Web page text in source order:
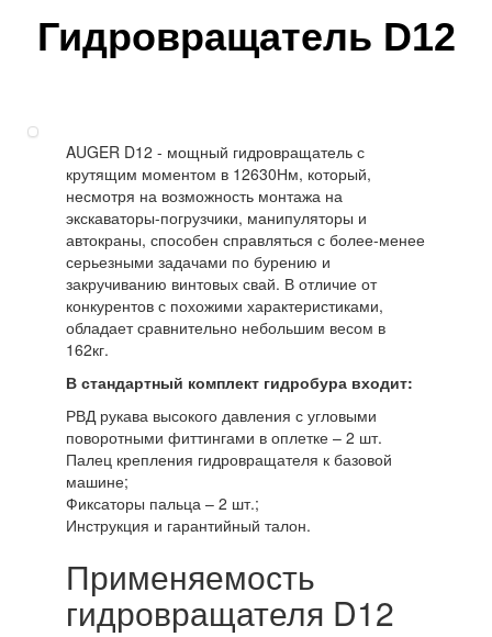
Гидровращатель D12
AUGER D12 - мощный гидровращатель с
крутящим моментом в 12630Нм, который,
несмотря на возможность монтажа на
экскаваторы-погрузчики, манипуляторы и
автокраны, способен справляться с более-менее
серьезными задачами по бурению и
закручиванию винтовых свай. В отличие от
конкурентов с похожими характеристиками,
обладает сравнительно небольшим весом в
162кг.
В стандартный комплект гидробура входит:
РВД рукава высокого давления с угловыми
поворотными фиттингами в оплетке – 2 шт.
Палец крепления гидровращателя к базовой
машине;
Фиксаторы пальца – 2 шт.;
Инструкция и гарантийный талон.
Применяемость
гидровращателя D12